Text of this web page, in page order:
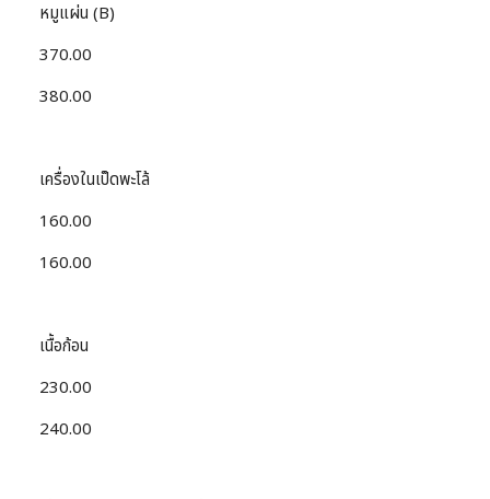
หมูแผ่น (B)
370.00
380.00
เครื่องในเป็ดพะโล้
160.00
160.00
เนื้อก้อน
230.00
240.00